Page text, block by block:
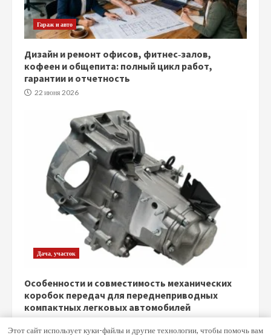
Гараж и авто
Дизайн и ремонт офисов, фитнес‑залов,
кофеен и общепита: полный цикл работ,
гарантии и отчетность
22 июня 2026
Дача, участок
Особенности и совместимость механических
коробок передач для переднеприводных
компактных легковых автомобилей
Этот сайт использует куки-файлы и другие технологии, чтобы помочь вам